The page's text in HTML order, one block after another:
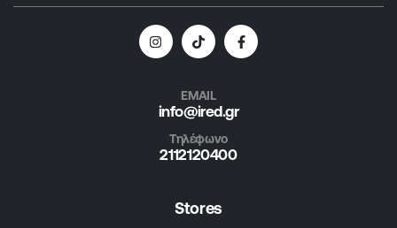
EMAIL
info@ired.gr
Τηλέφωνο
2112120400
Stores